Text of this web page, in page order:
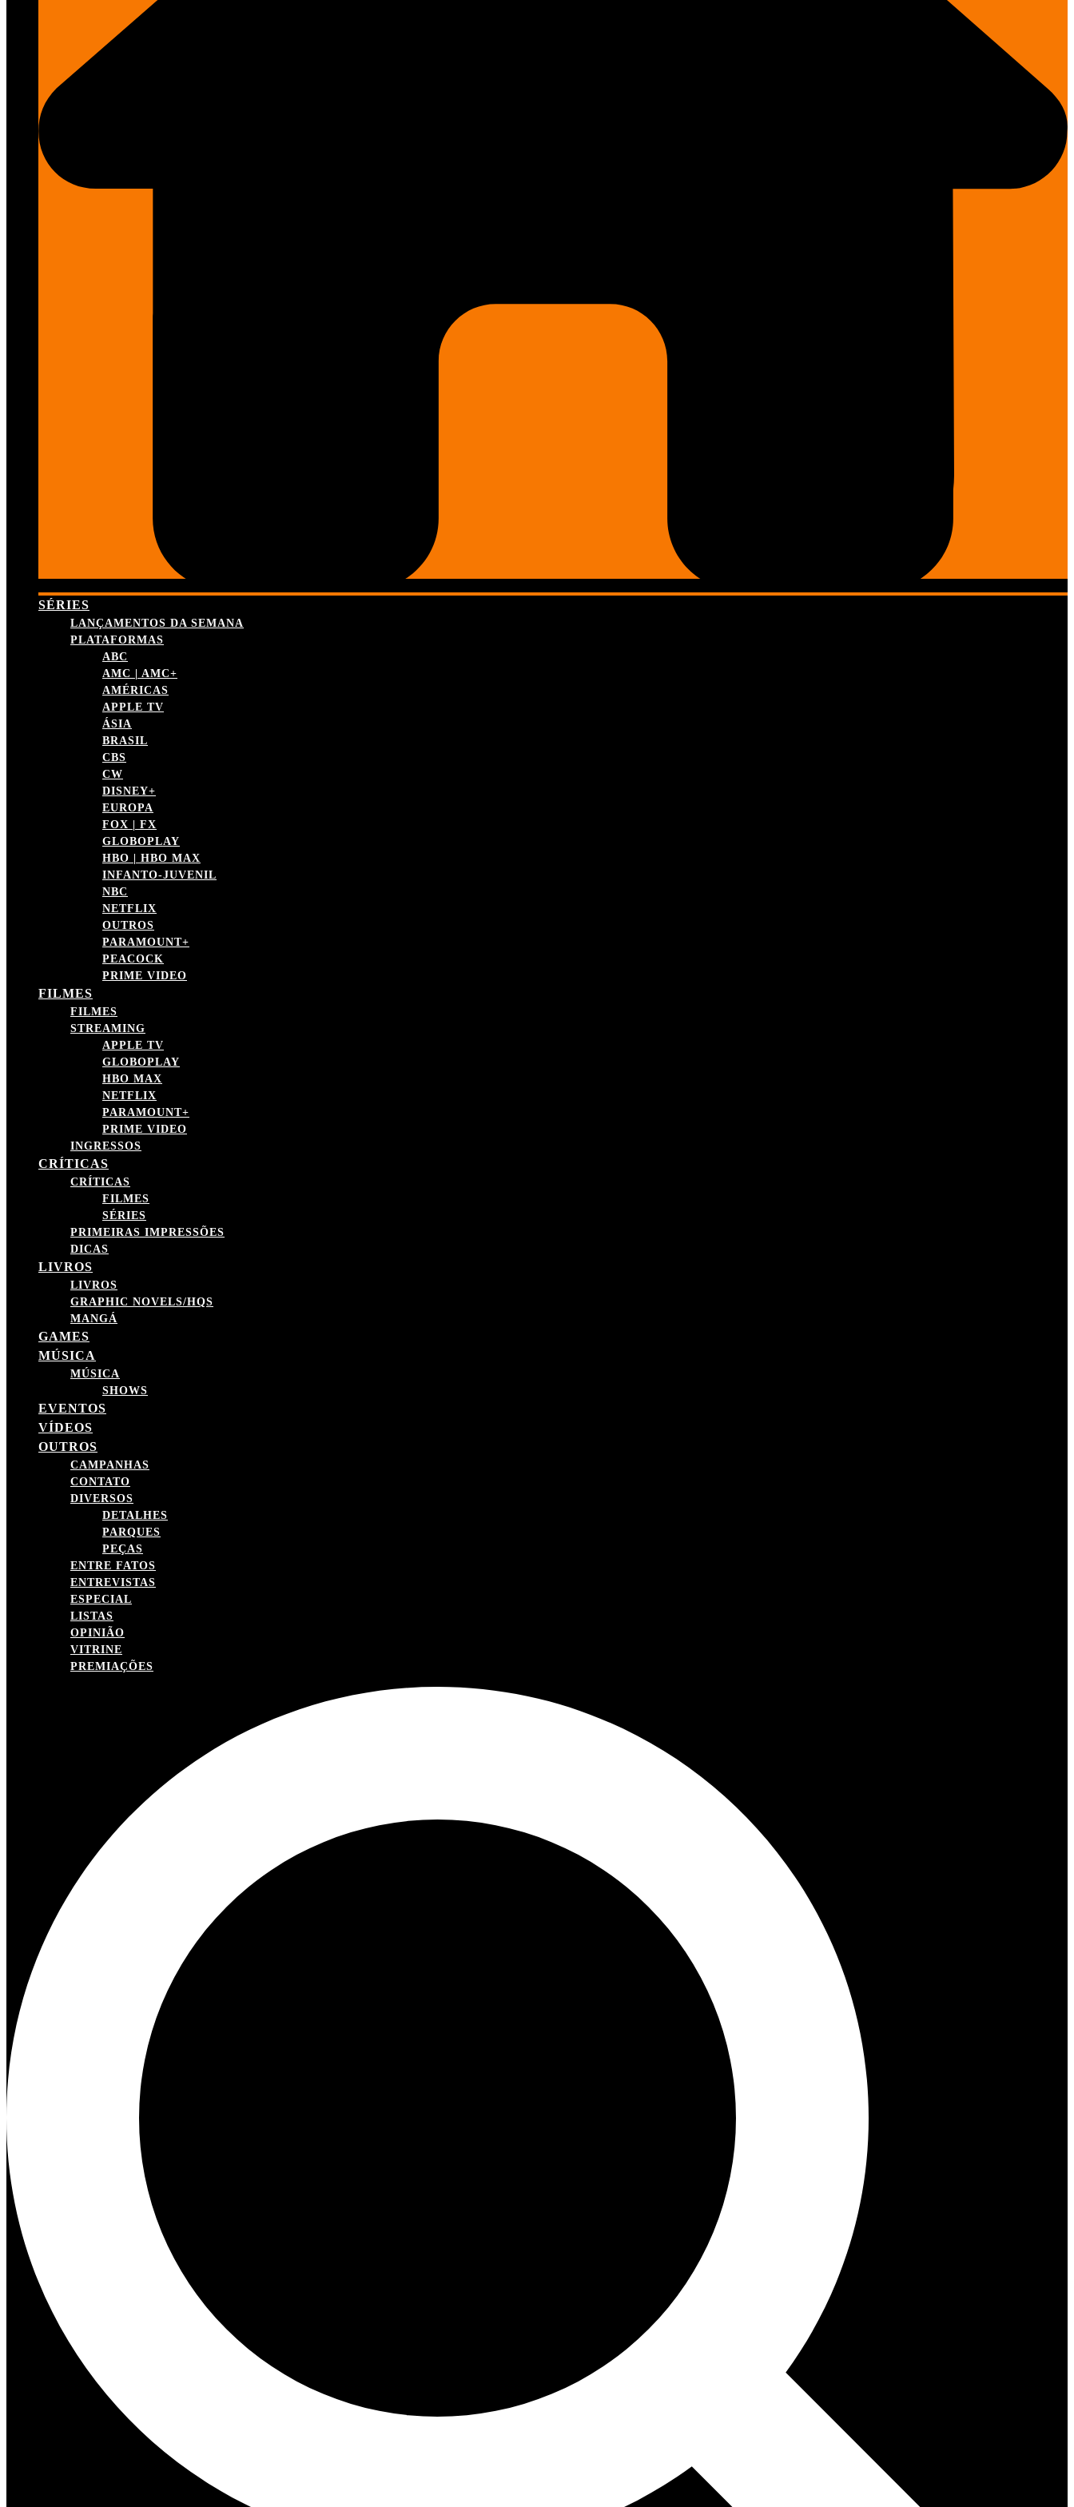
SÉRIES
LANÇAMENTOS DA SEMANA
PLATAFORMAS
ABC
AMC | AMC+
AMÉRICAS
APPLE TV
ÁSIA
BRASIL
CBS
CW
DISNEY+
EUROPA
FOX | FX
GLOBOPLAY
HBO | HBO MAX
INFANTO-JUVENIL
NBC
NETFLIX
OUTROS
PARAMOUNT+
PEACOCK
PRIME VIDEO
FILMES
FILMES
STREAMING
APPLE TV
GLOBOPLAY
HBO MAX
NETFLIX
PARAMOUNT+
PRIME VIDEO
INGRESSOS
CRÍTICAS
CRÍTICAS
FILMES
SÉRIES
PRIMEIRAS IMPRESSÕES
DICAS
LIVROS
LIVROS
GRAPHIC NOVELS/HQS
MANGÁ
GAMES
MÚSICA
MÚSICA
SHOWS
EVENTOS
VÍDEOS
OUTROS
CAMPANHAS
CONTATO
DIVERSOS
DETALHES
PARQUES
PEÇAS
ENTRE FATOS
ENTREVISTAS
ESPECIAL
LISTAS
OPINIÃO
VITRINE
PREMIAÇÕES